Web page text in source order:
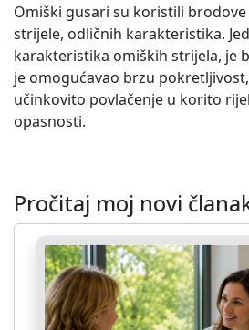
Omiški gusari su koristili brodove
strijele, odličnih karakteristika.
karakteristika omiških strijela, je
je omogućavao brzu
učinkovito povlačenje u korito
opasnosti.
Pročitaj moj novi